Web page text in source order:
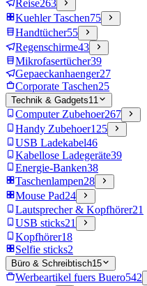
Reise263
Kuehler Taschen75
Handtücher55
Regenschirme43
Mikrofasertücher39
Gepaeckanhaenger27
Corporate Taschen25
Technik & Gadgets11
Computer Zubehoer267
Handy Zubehoer125
USB Ladekabel46
Kabellose Ladegeräte39
Energie-Banken38
Taschenlampen28
Mouse Pad24
Lautsprecher & Kopfhörer21
USB sticks21
Kopfhörer18
Selfie sticks2
Büro & Schreibtisch15
Werbeartikel fuers Buero542